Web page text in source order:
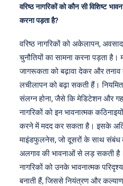
वरिष्ठ नागरिकों को कौन सी विशिष्ट
करना पड़ता है?
वरिष्ठ नागरिकों को अकेलापन,
चुनौतियों का सामना करना पड़ता
जागरूकता को बढ़ावा देकर और
लचीलापन को बढ़ा सकती हैं।
संलग्न होना, जैसे कि मेडिटेशन और
नागरिकों को इन भावनात्मक
करने में मदद कर सकता है। इसके
माइंडफुलनेस, जो दूसरों के साथ संबंध
अलगाव की भावनाओं से लड़ सकती है।
नागरिकों को उनके भावनात्मक
बनाती हैं, जिससे नियंत्रण और कल्याण